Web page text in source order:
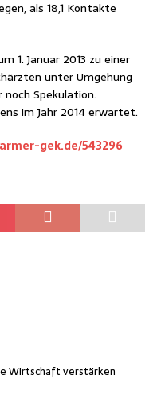
als 18,1 Kontakte
1. Januar 2013 zu einer
unter Umgehung
Spekulation.
im Jahr 2014 erwartet.
gek.de/543296
Wirtschaft verstärken